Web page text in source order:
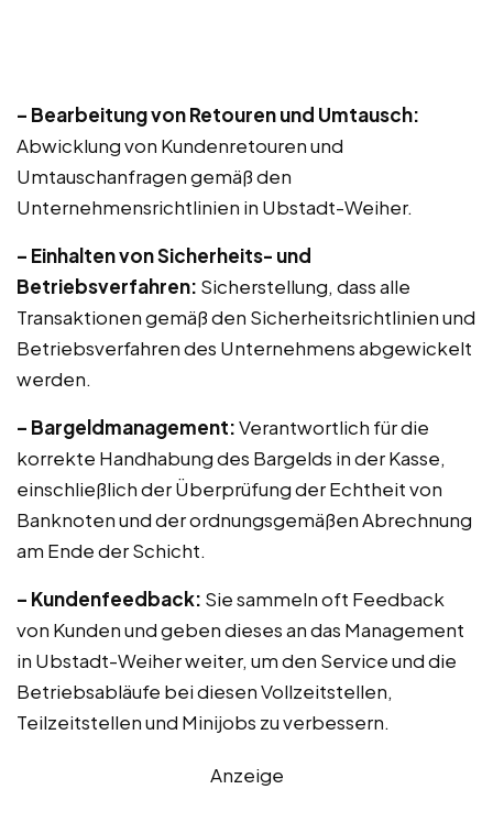
– Bearbeitung von Retouren und Umtausch:
Abwicklung von Kundenretouren und
Umtauschanfragen gemäß den
Unternehmensrichtlinien in Ubstadt-Weiher.
– Einhalten von Sicherheits- und
Betriebsverfahren: Sicherstellung, dass alle
Transaktionen gemäß den Sicherheitsrichtlinien und
Betriebsverfahren des Unternehmens abgewickelt
werden.
– Bargeldmanagement:Verantwortlich für die
korrekte Handhabung des Bargelds in der Kasse,
einschließlich der Überprüfung der Echtheit von
Banknoten und der ordnungsgemäßen Abrechnung
am Ende der Schicht.
– Kundenfeedback: Sie sammeln oft Feedback
von Kunden und geben dieses an das Management
in Ubstadt-Weiher weiter, um den Service und die
Betriebsabläufe bei diesen Vollzeitstellen,
Teilzeitstellen und Minijobs zu verbessern.
Anzeige